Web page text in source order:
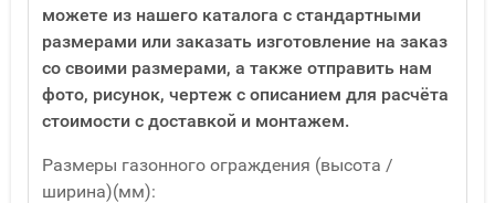
можете из нашего каталога с стандартными
размерами или заказать изготовление на заказ
со своими размерами, а также отправить нам
фото, рисунок, чертеж с описанием для расчёта
стоимости с доставкой и монтажем.
Размеры газонного ограждения (высота /
ширина)(мм):